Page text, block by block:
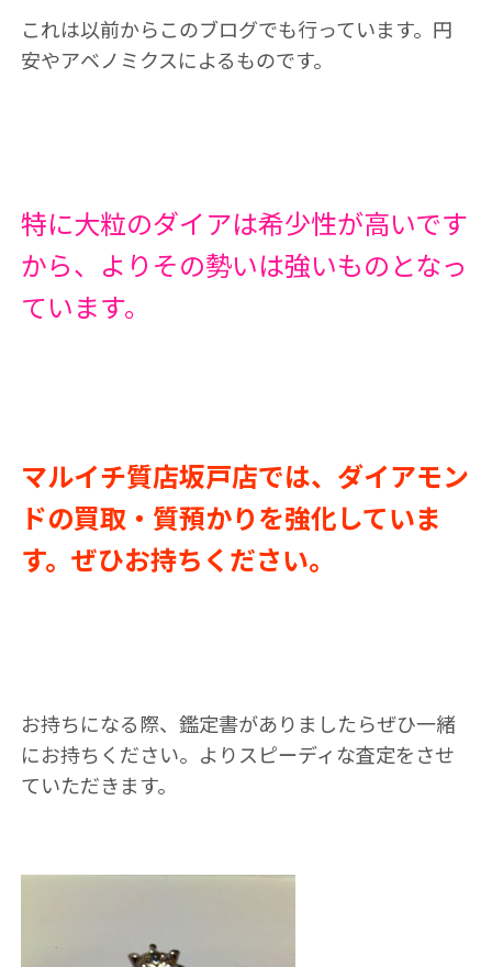
これは以前からこのブログでも行っています。円
安やアベノミクスによるものです。
特に大粒のダイアは希少性が高いです
から、よりその勢いは強いものとなっ
ています。
マルイチ質店坂戸店では、ダイアモン
ドの買取・質預かりを強化していま
す。ぜひお持ちください。
お持ちになる際、鑑定書がありましたらぜひ一緒
にお持ちください。よりスピーディな査定をさせ
ていただきます。